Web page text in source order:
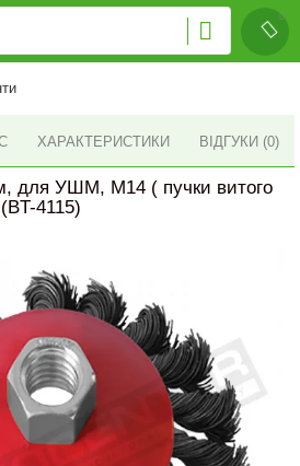
ХАРАКТЕРИСТИКИ ВІДГУКИ (0)
для УШМ, М14 ( пучки витого
4115)